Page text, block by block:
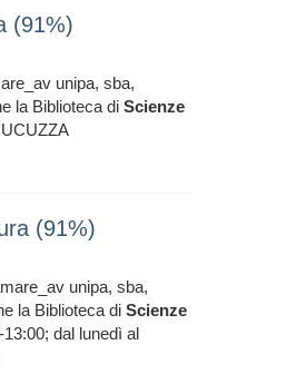
(91%)
unipa, sba,
la Biblioteca di Scienze
(91%)
unipa, sba,
la Biblioteca di Scienze
dal lunedì al